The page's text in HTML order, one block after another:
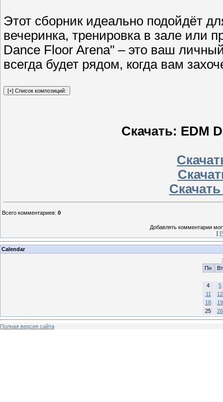
Этот сборник идеально подойдёт
вечеринка, тренировка в зале или
Dance Floor Arena" – это ваш
всегда будет рядом, когда вам
Скачать: EDM
Всего комментариев: 0
Добавлять комментарии
[
Calendar
Пн
Вт
4
5
11
12
18
19
25
26
Полная версия сайта